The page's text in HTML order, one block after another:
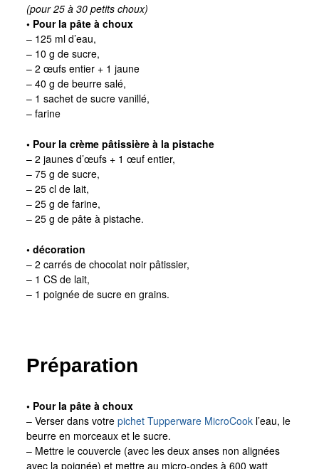
(pour 25 à 30 petits choux)
• Pour la pâte à choux
– 125 ml d’eau,
– 10 g de sucre,
– 2 œufs entier + 1 jaune
– 40 g de beurre salé,
– 1 sachet de sucre vanillé,
– farine
• Pour la crème pâtissière à la pistache
– 2 jaunes d’œufs + 1 œuf entier,
– 75 g de sucre,
– 25 cl de lait,
– 25 g de farine,
– 25 g de pâte à pistache.
• décoration
– 2 carrés de chocolat noir pâtissier,
– 1 CS de lait,
– 1 poignée de sucre en grains.
Préparation
• Pour la pâte à choux
– Verser dans votre pichet Tupperware MicroCookl’eau, le
beurre en morceaux et le sucre.
– Mettre le couvercle (avec les deux anses non alignées
avec la poignée) et mettre au micro-ondes à 600 watt